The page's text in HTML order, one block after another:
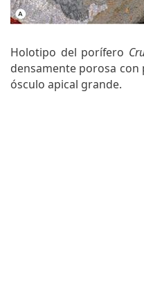
q
u
e
d
a
Holotipo del porífero
densamente porosa
ósculo apical grande.